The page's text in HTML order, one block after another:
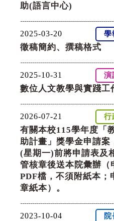
助(語言中心)
2025-03-20 學
徵稿簡約、撰稿格式
2025-10-31 演
數位人文教學與實踐工
2026-07-21 行
有關本校115學年度「
助計畫」獎學金申請案
(星期一)前將申請表及
管核章後送本院彙辦
PDF檔，不須附紙本
章紙本）。
2023-10-04 院